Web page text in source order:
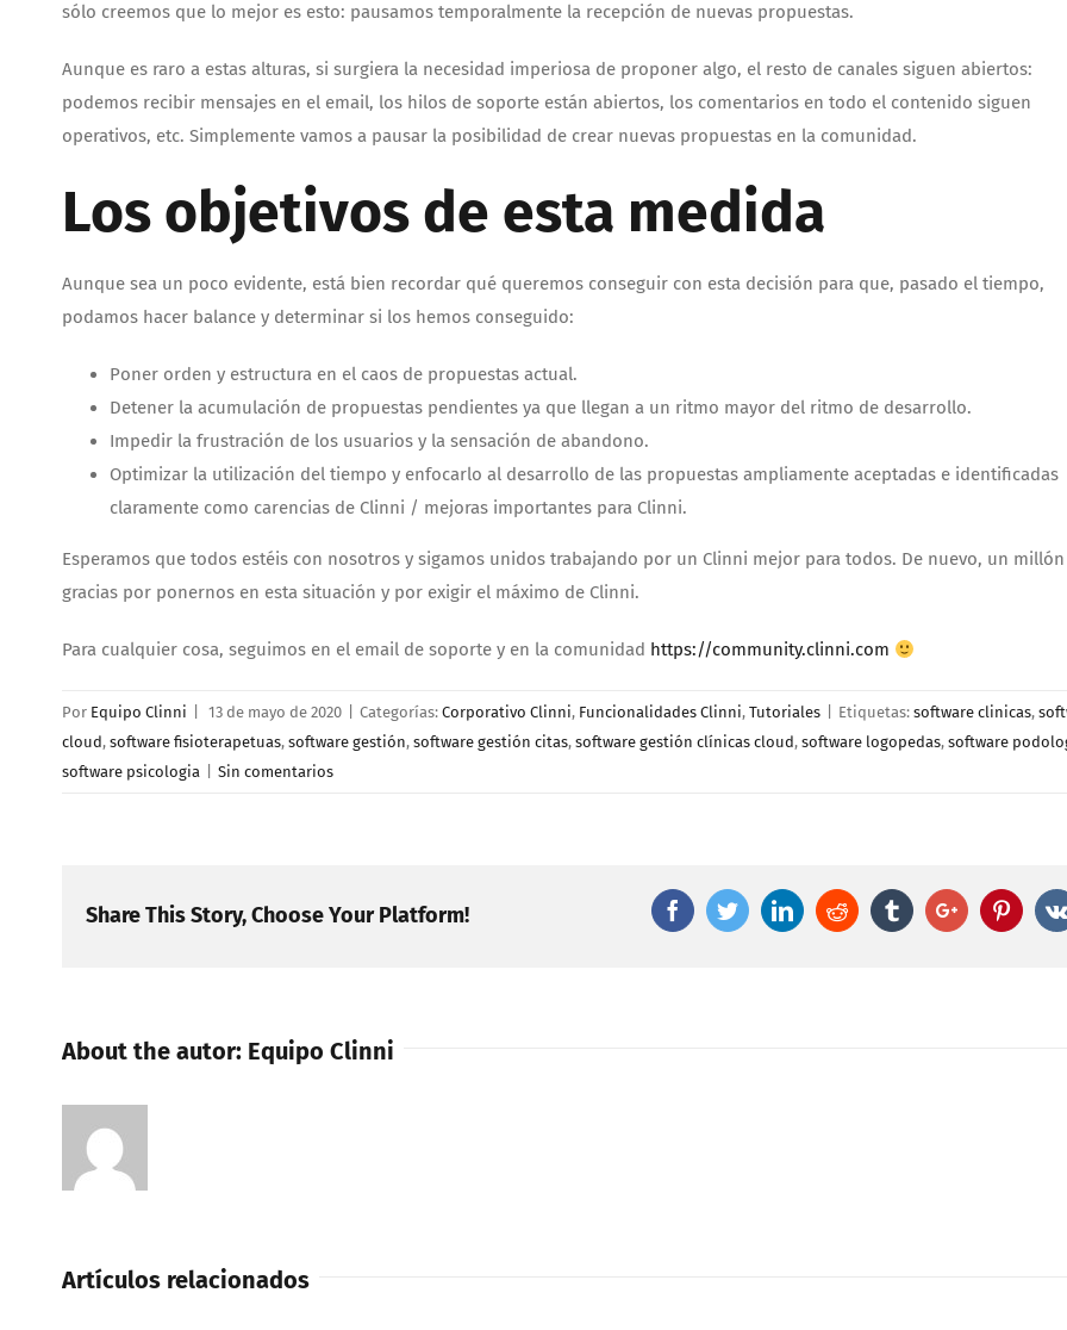
sólo creemos que lo mejor es esto: pausamos temporalmente la recepción de nuevas propuestas.
Aunque es raro a estas alturas, si surgiera la necesidad imperiosa de proponer algo, el resto de canales siguen abiertos:
podemos recibir mensajes en el email, los hilos de soporte están abiertos, los comentarios en todo el contenido siguen
operativos, etc. Simplemente vamos a pausar la posibilidad de crear nuevas propuestas en la comunidad.
Los objetivos de esta medida
Aunque sea un poco evidente, está bien recordar qué queremos conseguir con esta decisión para que, pasado el tiempo,
podamos hacer balance y determinar si los hemos conseguido:
Poner orden y estructura en el caos de propuestas actual.
Detener la acumulación de propuestas pendientes ya que llegan a un ritmo mayor del ritmo de desarrollo.
Impedir la frustración de los usuarios y la sensación de abandono.
Optimizar la utilización del tiempo y enfocarlo al desarrollo de las propuestas ampliamente aceptadas e identificadas
claramente como carencias de Clinni / mejoras importantes para Clinni.
Esperamos que todos estéis con nosotros y sigamos unidos trabajando por un Clinni mejor para todos. De nuevo, un
gracias por ponernos en esta situación y por exigir el máximo de Clinni.
Para cualquier cosa, seguimos en el email de soporte y en la comunidad https://community.clinni.com
Por Equipo Clinni 13 de mayo de 2020 Categorías: Corporativo Clinni, Funcionalidades Clinni, Tutoriales Etiquetas: software clinicas,
cloud, software fisioterapetuas, software gestión, software gestión citas, software gestión clínicas cloud, software logopedas, software
software psicologia
Sin comentarios
Share This Story, Choose Your Platform! FacebookTwitterLinkedinReddit TumblrGoogle+
About the autor: Equipo Clinni
Artículos relacionados